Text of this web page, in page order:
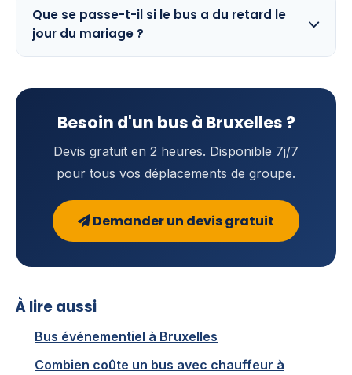
Que se passe-t-il si le bus a du retard le
jour du mariage ?
Besoin d'un bus à Bruxelles ?
Devis gratuit en 2 heures. Disponible 7j/7
pour tous vos déplacements de groupe.
Demander un devis gratuit
À lire aussi
Bus événementiel à Bruxelles
Combien coûte un bus avec chauffeur à